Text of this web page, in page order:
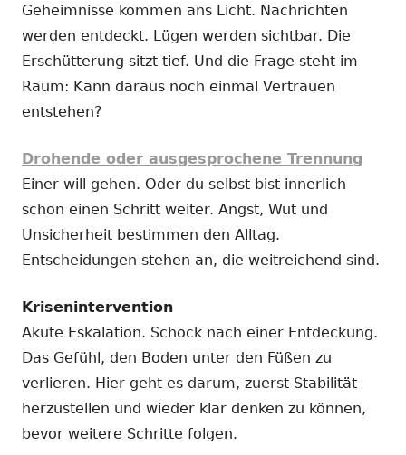
Geheimnisse kommen ans Licht. Nachrichten
werden entdeckt. Lügen werden sichtbar. Die
Erschütterung sitzt tief. Und die Frage steht im
Raum: Kann daraus noch einmal Vertrauen
entstehen?
Drohende oder ausgesprochene Trennung
Einer will gehen. Oder du selbst bist innerlich
schon einen Schritt weiter. Angst, Wut und
Unsicherheit bestimmen den Alltag.
Entscheidungen stehen an, die weitreichend sind.
Krisenintervention
Akute Eskalation. Schock nach einer Entdeckung.
Das Gefühl, den Boden unter den Füßen zu
verlieren. Hier geht es darum, zuerst Stabilität
herzustellen und wieder klar denken zu können,
bevor weitere Schritte folgen.